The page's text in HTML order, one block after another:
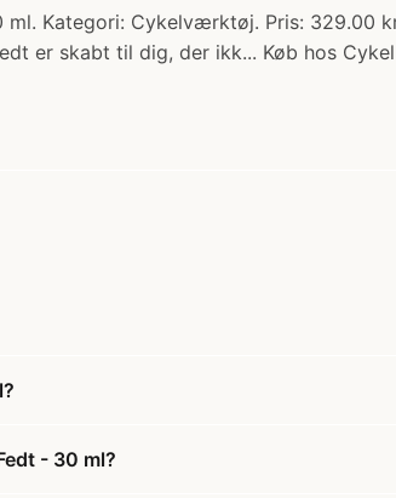
ml. Kategori: Cykelværktøj. Pris: 329.00
er skabt til dig, der ikk... Køb hos
- 30 ml?